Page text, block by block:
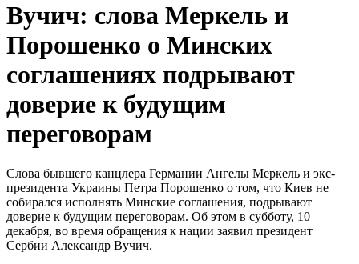
Вучич: слова Меркель и
Порошенко о Минских
соглашениях подрывают
доверие к будущим
переговорам
Слова бывшего канцлера Германии Ангелы Меркель и экс-
президента Украины Петра Порошенко о том, что Киев не
собирался исполнять Минские соглашения, подрывают
доверие к будущим переговорам. Об этом в субботу, 10
декабря, во время обращения к нации заявил президент
Сербии Александр Вучич.